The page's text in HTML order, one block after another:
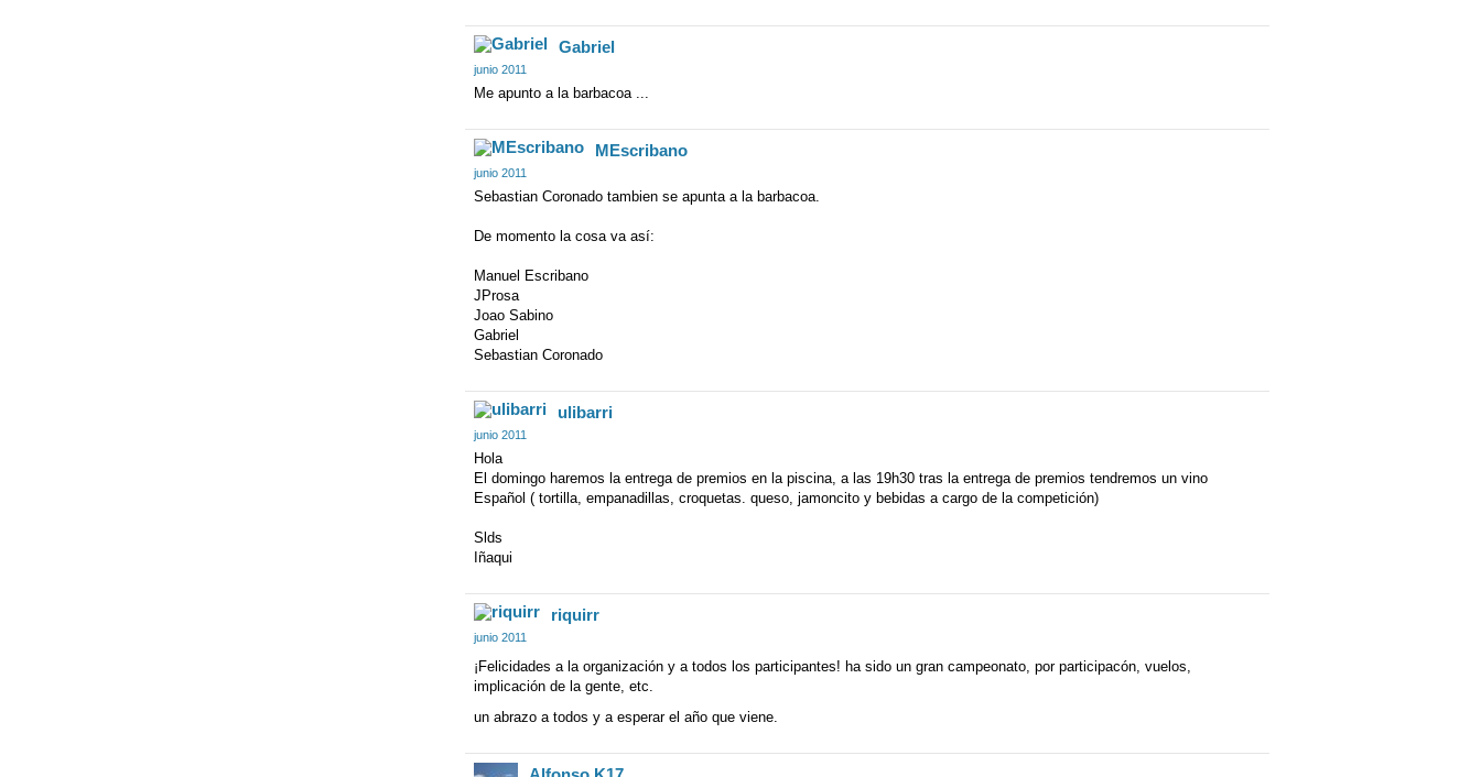
Gabriel
junio 2011
Me apunto a la barbacoa ...
MEscribano
junio 2011
Sebastian Coronado tambien se apunta a la barbacoa.
De momento la cosa va así:
Manuel Escribano
JProsa
Joao Sabino
Gabriel
Sebastian Coronado
ulibarri
junio 2011
Hola
El domingo haremos la entrega de premios en la piscina, a las 19h30 tras la entrega de premios tendremos un vino
Español ( tortilla, empanadillas, croquetas. queso, jamoncito y bebidas a cargo de la competición)
Slds
Iñaqui
riquirr
junio 2011
¡Felicidades a la organización y a todos los participantes! ha sido un gran campeonato, por participacón, vuelos,
implicación de la gente, etc.
un abrazo a todos y a esperar el año que viene.